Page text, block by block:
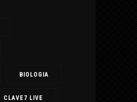
BIOLOGIA
CLAVE7 LIVE